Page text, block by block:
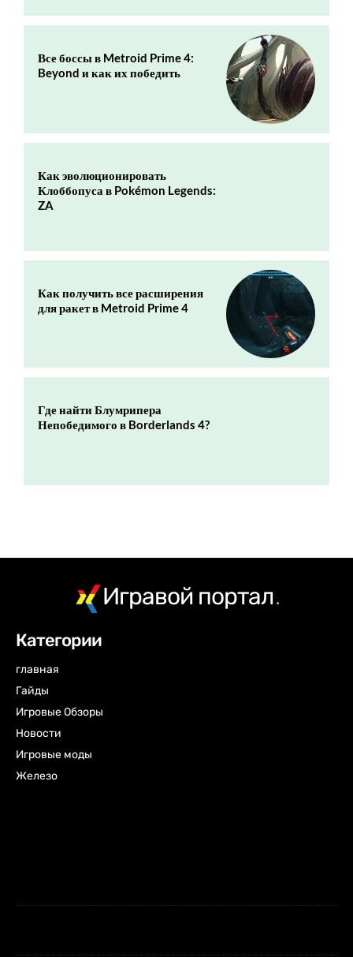
Все боссы в Metroid Prime 4:
Beyond и как их победить
Как эволюционировать
Клоббопуса в Pokémon Legends:
ZA
Как получить все расширения
для ракет в Metroid Prime 4
Где найти Блумрипера
Непобедимого в Borderlands 4?
Игравой портал.
Категории
главная
Гайды
Игровые Обзоры
Новости
Игровые моды
Железо